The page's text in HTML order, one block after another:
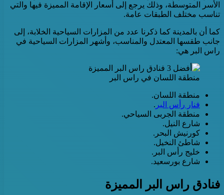
الأُسر المتوسطة، وذلك يرجع إلى أسعار الإقامة المميزة فيها والتي
تناسب مختلف الطبقات عامة.
كما أن بالمدينة كما ذكرنا عدد من المزارات السياحية الخلابة، إلى
جانب طقسها المعتدل والمناسب، وأشهر المزارات السياحية في
راس البر هي:
منطقة اللسان في راس البر
منطقة اللسان.
فنار رأس البر .
منطقة الجربى السياحي.
شارع النيل.
كورنيش البحر.
شاطئ النخيل.
خليج رأس البر.
شارع بورسعيد.
فنادق راس البر المميزة